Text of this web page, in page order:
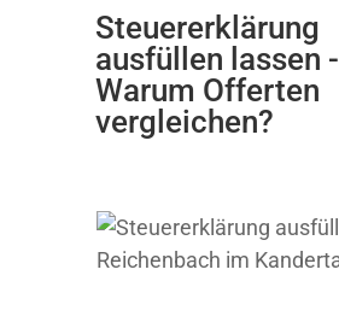
Steuererklärung
ausfüllen lassen -
Warum Offerten
vergleichen?